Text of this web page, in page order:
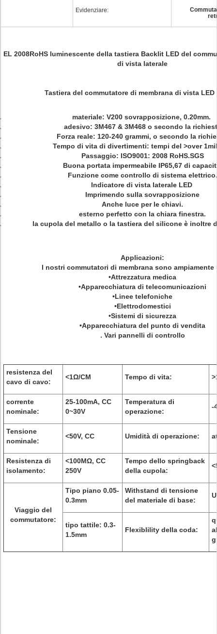
Evidenziare:
EL 2008RoHS luminescente della tastiera Backlit LED del
di vista laterale
Tastiera del commutatore di membrana di vista
materiale: V200 sovrapposizione, 0.20mm.
adesivo: 3M467 & 3M468 o secondo la
Forza reale: 120-240 grammi, o secondo la
Tempo di vita di divertimenti: tempi del >over
Passaggio: ISO9001: 2008 RoHS.SGS
Buona portata impermeabile IP65,67 di
Funzione come controllo di sistema elettrico.
Indicatore di vista laterale LED
Imprimendo sulla sovrapposizione
Anche luce per le chiavi.
esterno perfetto con la chiara finestra.
la cupola del metallo o la tastiera del silicone è inoltre
Applicazioni:
I nostri commutatori di membrana sono
•Attrezzatura medica
•Apparecchiatura di telecomunicazioni
•Linee telefoniche
•Elettrodomestici
•Sistemi di sicurezza
•Apparecchiatura del punto di vendita
. Vari pannelli di controllo
resistenza del
cavo di cavo:
<1Ω/CM Tempo di vita: >
corrente
nominale:
25-100mA, CC
0~30V
Temperatura di
operazione:
-
Tensione
nominale:
<50V, CC Umidità di operazione:
Resistenza di
isolamento:
<100MΩ, CC
250V
Tempo dello springback
della cupola:
Viaggio del
commutatore:
Tipo piano 0.05-
0.3mm
Withstand di tensione
del materiale di base:
tipo tattile: 0.3-
1.5mm
Flexiblility della coda: